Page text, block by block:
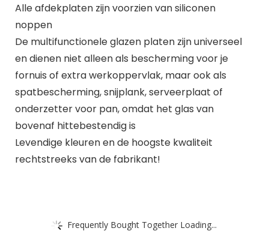
Alle afdekplaten zijn voorzien van siliconen
noppen
De multifunctionele glazen platen zijn universeel
en dienen niet alleen als bescherming voor je
fornuis of extra werkoppervlak, maar ook als
spatbescherming, snijplank, serveerplaat of
onderzetter voor pan, omdat het glas van
bovenaf hittebestendig is
Levendige kleuren en de hoogste kwaliteit
rechtstreeks van de fabrikant!
Frequently Bought Together Loading...